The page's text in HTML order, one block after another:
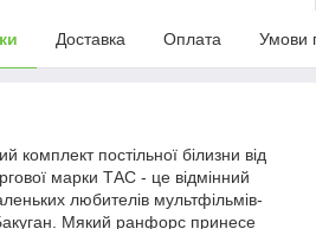
Доставка Оплата Умови
комплект постільної білизни від
марки ТАС - це відмінний
любителів мультфільмів-
Мякий ранфорс принесе